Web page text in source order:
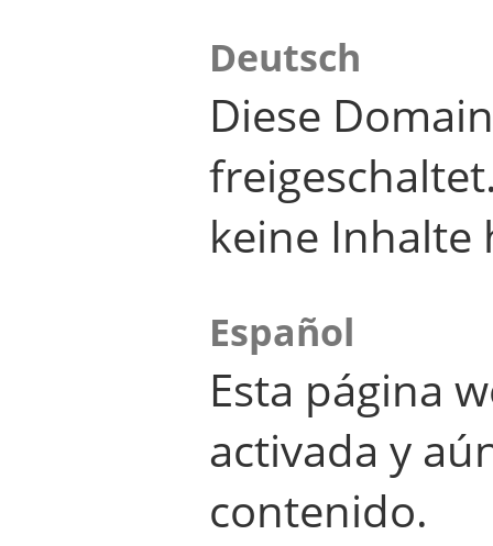
Deutsch
Diese
keine Inhalte
Español
Esta página
activada y
contenido.